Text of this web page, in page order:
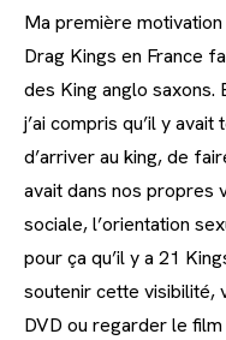
Ma première
Drag Kings en France
des King anglo saxons.
j’ai compris qu’il y
d’arriver au king, de
avait dans nos propres
sociale, l’orientation
pour ça qu’il y a 21
soutenir cette visibilité,
DVD ou regarder le